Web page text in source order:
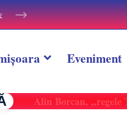
Eveniment
Alin Borcan, ,,regele